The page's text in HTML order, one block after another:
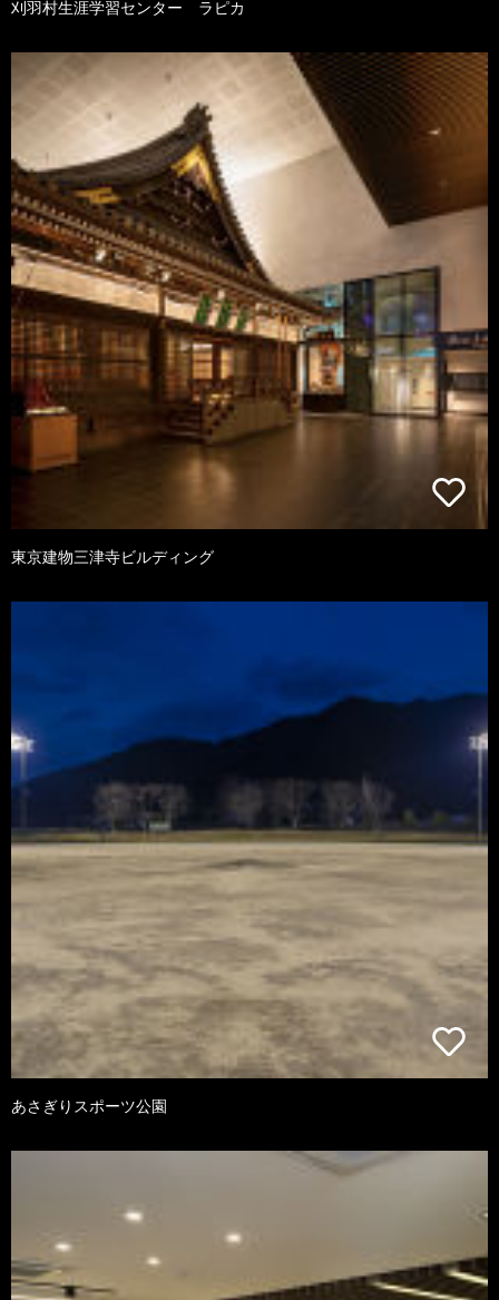
刈羽村生涯学習センター ラピカ
東京建物三津寺ビルディング
あさぎりスポーツ公園